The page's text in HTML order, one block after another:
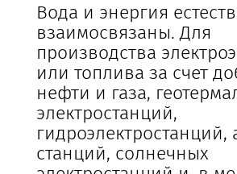
Вода и энергия
взаимосвязаны. Для
производства
или топлива за счет
нефти и газа,
электростанций,
гидроэлектростанций,
станций, солнечных